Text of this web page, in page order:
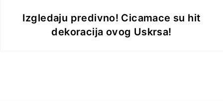
Izgledaju predivno! Cicamace su hit
dekoracija ovog Uskrsa!